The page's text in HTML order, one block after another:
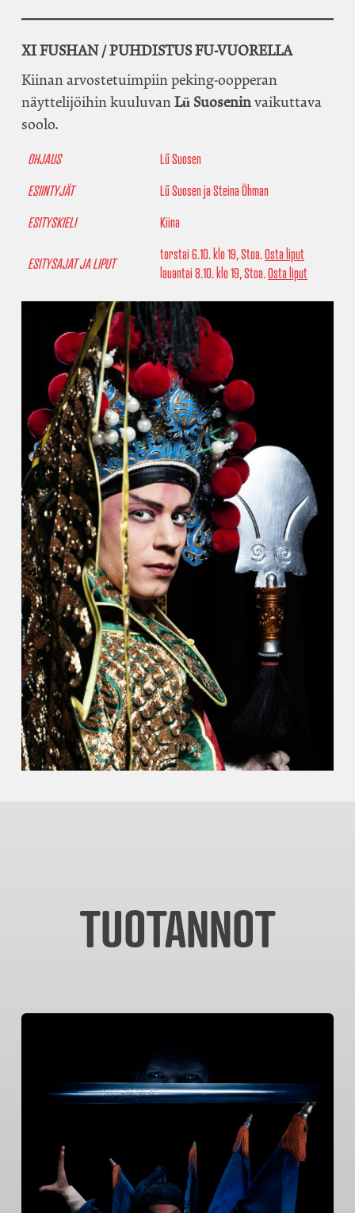
XI FUSHAN / PUHDISTUS FU-VUORELLA
Kiinan arvostetuimpiin peking-oopperan
näyttelijöihin kuuluvanLü Suoseninvaikuttava
soolo.
OHJAUS
Lű Suosen
ESIINTYJÄT
Lű Suosen ja Steina Öhman
ESITYSKIELI
Kiina
ESITYSAJAT JA LIPUT
torstai 6.10. klo 19, Stoa.Osta liput
lauantai 8.10. klo 19, Stoa.Osta liput
TUOTANNOT